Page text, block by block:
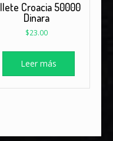
Croacia 50000
Dinara
$23.00
Leer más